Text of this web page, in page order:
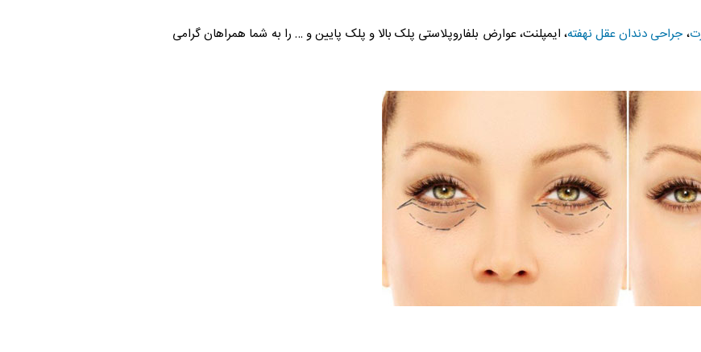
،جراحی دندان عقل نهفته، ایمپلنت، عوارض بلفاروپلاستی پلک بالا و پلک پایین و … را به شما همراهان گرامی